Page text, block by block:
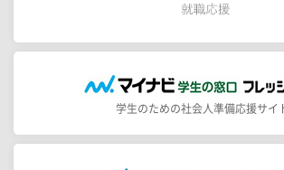
学生のための社会人準備応援サイ